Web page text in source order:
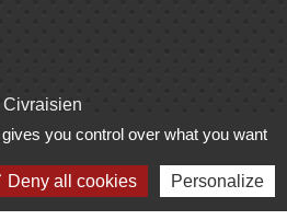
Civraisien
de
you control over what you want
Deny all cookies Personalize